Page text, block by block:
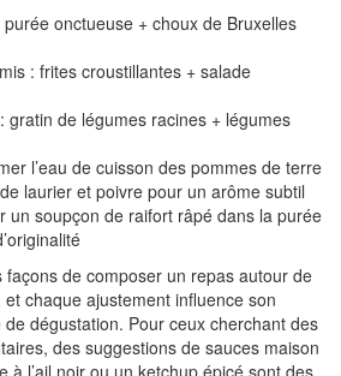
onctueuse + choux de Bruxelles
: frites croustillantes + salade
de légumes racines + légumes
l’eau de cuisson des pommes de terre
laurier et poivre pour un arôme subtil
un soupçon de raifort râpé dans la purée
façons de composer un repas autour de
chaque ajustement influence son
de dégustation. Pour ceux cherchant des
des suggestions de sauces maison
à l’ail noir ou un ketchup épicé sont des